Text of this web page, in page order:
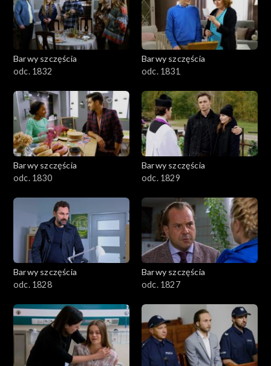
Barwy szczęścia
odc. 1832
Barwy szczęścia
odc. 1831
Barwy szczęścia
odc. 1830
Barwy szczęścia
odc. 1829
Barwy szczęścia
odc. 1828
Barwy szczęścia
odc. 1827